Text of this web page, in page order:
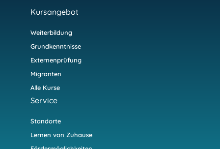
Kursangebot
Weiterbildung
Grundkenntnisse
Externenprüfung
Migranten
Alle Kurse
Service
Standorte
Lernen von Zuhause